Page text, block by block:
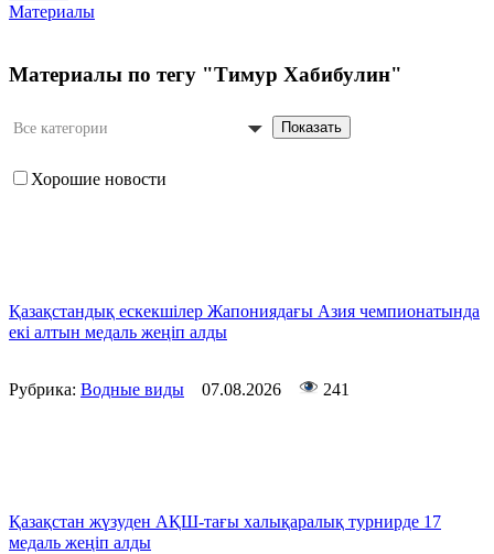
Материалы
Материалы по тегу "Тимур Хабибулин"
Все категории Показать
Хорошие новости
Қазақстандық ескекшілер Жапониядағы Азия чемпионатында
екі алтын медаль жеңіп алды
Рубрика: Водные виды 07.08.2026 241
Қазақстан жүзуден АҚШ-тағы халықаралық турнирде 17
медаль жеңіп алды